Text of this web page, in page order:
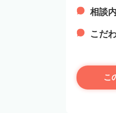
相談
こだ
こ